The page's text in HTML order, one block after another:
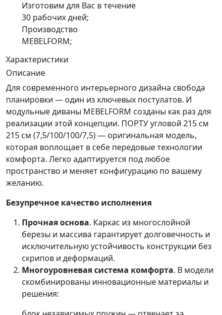
Изготовим для Вас в течение
30 рабочих дней;
Производство
MEBELFORM;
Характеристики
Описание
Для современного интерьерного дизайна свобода
планировки — один из ключевых постулатов. И
модульные диваны MEBELFORM созданы как раз для
реализации этой концепции. ПОРТУ угловой 215 см
215 см (7,5/100/100/7,5)— оригинальная модель,
которая воплощает в себе передовые технологии
комфорта. Легко адаптируется под любое
пространство и меняет конфигурацию по вашему
желанию.
Безупречное качество исполнения
Прочная основа. Каркас из многослойной
березы и массива гарантирует долговечность и
исключительную устойчивость конструкции без
скрипов и деформаций.
Многоуровневая система комфорта. В модели
скомбинированы инновационные материалы и
решения: